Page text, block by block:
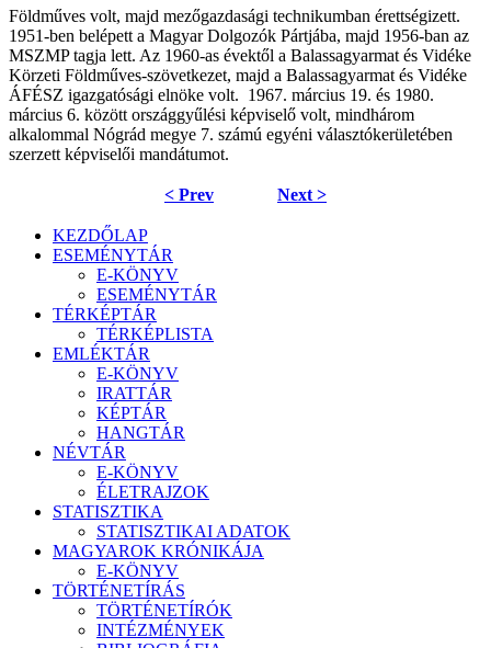
Földműves volt, majd mezőgazdasági technikumban érettségizett.
1951-ben belépett a Magyar Dolgozók Pártjába, majd 1956-ban az
MSZMP tagja lett. Az 1960-as évektől a Balassagyarmat és Vidéke
Körzeti Földműves-szövetkezet, majd a Balassagyarmat és Vidéke
ÁFÉSZ igazgatósági elnöke volt. 1967. március 19. és 1980.
március 6. között országgyűlési képviselő volt, mindhárom
alkalommal Nógrád megye 7. számú egyéni választókerületében
szerzett képviselői mandátumot.
< Prev Next >
KEZDŐLAP
ESEMÉNYTÁR
E-KÖNYV
ESEMÉNYTÁR
TÉRKÉPTÁR
TÉRKÉPLISTA
EMLÉKTÁR
E-KÖNYV
IRATTÁR
KÉPTÁR
HANGTÁR
NÉVTÁR
E-KÖNYV
ÉLETRAJZOK
STATISZTIKA
STATISZTIKAI ADATOK
MAGYAROK KRÓNIKÁJA
E-KÖNYV
TÖRTÉNETÍRÁS
TÖRTÉNETÍRÓK
INTÉZMÉNYEK